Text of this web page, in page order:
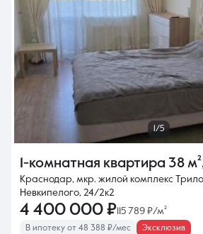
1/5
1-комнатная квартира 38 м²
Краснодар, мкр. жилой комплекс
Невкипелого, 24/2к2
4 400 000 ₽ 115 789 ₽/м²
В ипотеку от 48 388 ₽/мес Эксклюзив